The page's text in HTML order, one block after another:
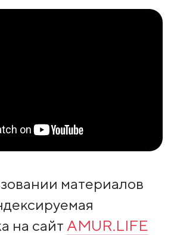
материалов
на сайт AMUR.LIFE